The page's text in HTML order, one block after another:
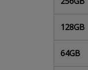
128GB
64GB